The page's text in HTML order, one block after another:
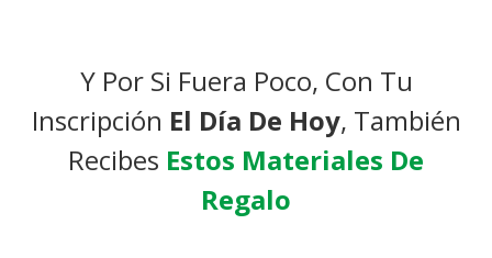
Y Por Si Fuera Poco, Con Tu
Inscripción El Día De Hoy, También
Recibes Estos Materiales De
Regalo